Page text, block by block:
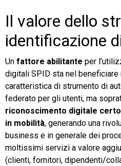
Il valore dello
identificazione
Un fattore abilitante per
digitali SPID sta nel
caratteristica di strumento di
federato per gli utenti, ma
riconoscimento digitale
in mobilità, generando una
business e in generale dei
moltissimi servizi a valore
(clienti, fornitori, dipendenti/